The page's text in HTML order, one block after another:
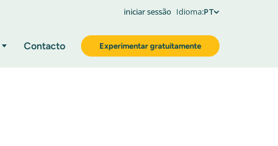
iniciar sessão Idioma:PT
Contacto Experimentar gratuitamente